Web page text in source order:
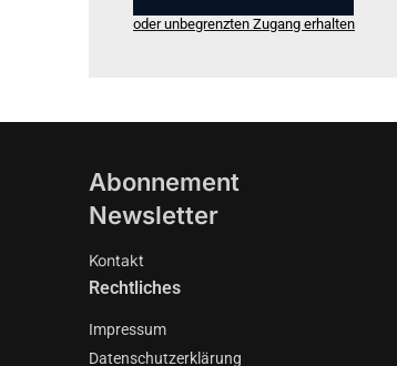
oder unbegrenzten Zugang erhalten
Abonnement
Newsletter
Kontakt
Rechtliches
Impressum
Datenschutzerklärung